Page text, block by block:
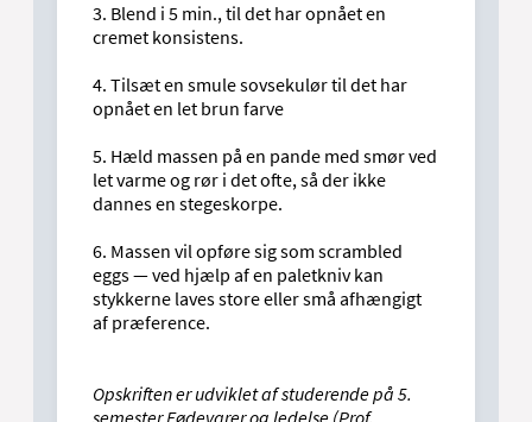
3. Blend i 5 min., til det har opnået en
cremet konsistens.
4. Tilsæt en smule sovsekulør til det har
opnået en let brun farve
5. Hæld massen på en pande med smør ved
let varme og rør i det ofte, så der ikke
dannes en stegeskorpe.
6. Massen vil opføre sig som scrambled
eggs — ved hjælp af en paletkniv kan
stykkerne laves store eller små afhængigt
af præference.
Opskriften er udviklet af studerende på 5.